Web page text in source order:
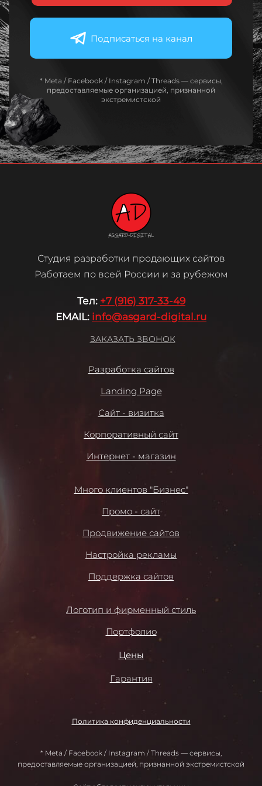
Подписаться на канал
* Meta / Facebook / Instagram / Threads — сервисы,
предоставляемые организацией, признанной
экстремистской
Студия разработки продающих сайтов
Работаем по всей России и за рубежом
Тел: +7 (916) 317-33-49
EMAIL: info@asgard-digital.ru
ЗАКАЗАТЬ ЗВОНОК
Разработка сайтов
Landing Page
Сайт - визитка
Корпоративный сайт
Интернет - магазин
Много клиентов "Бизнес"
Промо - сайт
Продвижение сайтов
Настройка рекламы
Поддержка сайтов
Логотип и фирменный стиль
Портфолио
Цены
Гарантия
Политика конфиденциальности
* Meta / Facebook / Instagram / Threads — сервисы,
предоставляемые организацией, признанной экстремистской